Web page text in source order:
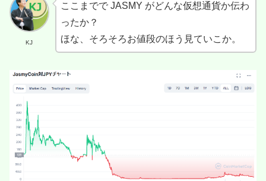
KJ
ここまでで JASMY がどんな仮想通貨か伝わ
ったか？
ほな、そろそろお値段のほう見ていこか。